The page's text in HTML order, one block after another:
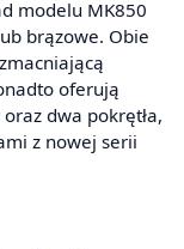
modelu MK850
brązowe. Obie
oferują
dwa pokrętła,
z nowej serii